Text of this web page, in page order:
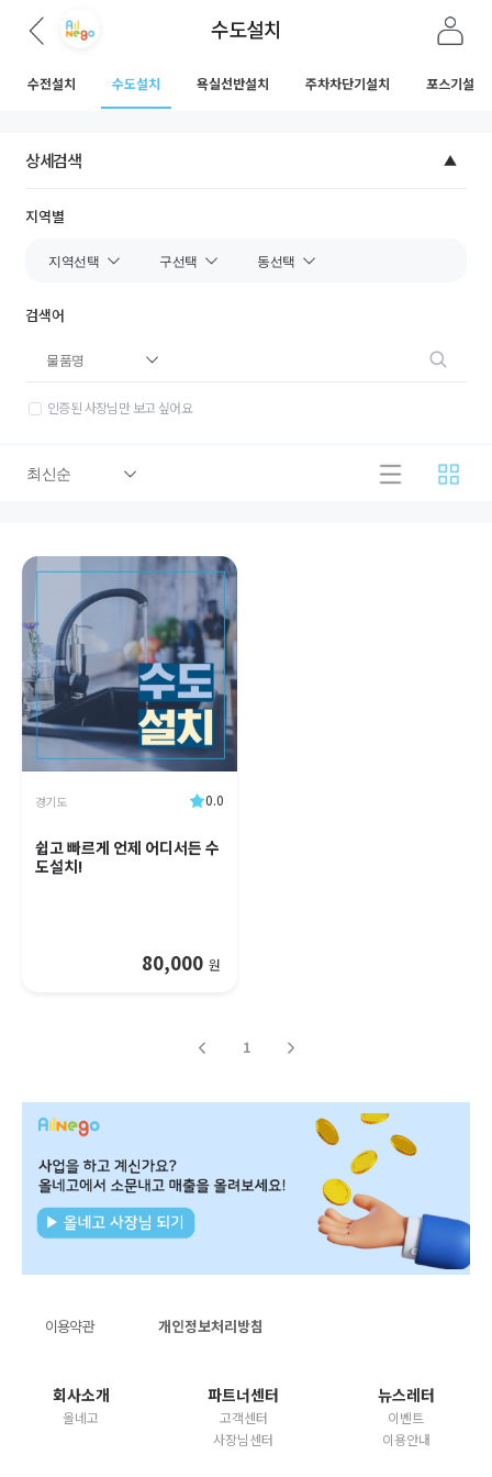
수도설치
수전설치 수도설치 욕실선반설치 주차차단기설치 포스기설치
상세검색
지역별
검색어
인증된 사장님만 보고 싶어요
0.0
경기도
쉽고 빠르게 언제 어디서든 수
도설치!
80,000 원
1
이용약관 개인정보처리방침
회사소개
올네고
파트너센터
고객센터
사장님센터
뉴스레터
이벤트
이용안내